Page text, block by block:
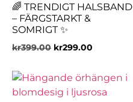
🌈 TRENDIGT HALSBAND
– FÄRGSTARKT &
SOMRIGT ✨
kr399.00 kr299.00